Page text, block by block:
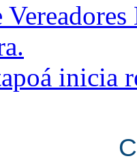
inicia